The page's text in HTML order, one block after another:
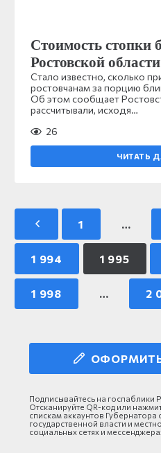
Стоимость стопки
Ростовской области
Стало известно, сколько
ростовчанам за порцию
Об этом сообщает
рассчитывали, исходя…
26
ЧИТАТЬ
1 …
1 994 1 995
1 998 … 2
Подписывайтесь на госпаблики
Отсканируйте QR-код или
спискам аккаунтов Губернатора
государственной власти и
социальных сетях и